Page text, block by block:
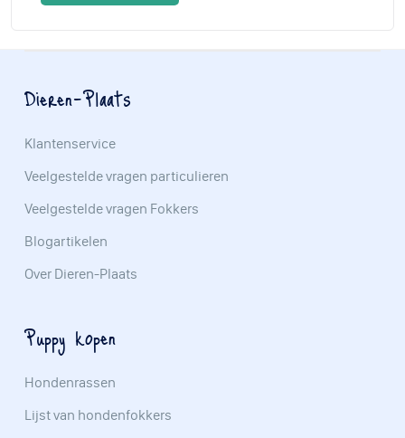
Dieren-Plaats
Klantenservice
Veelgestelde vragen particulieren
Veelgestelde vragen Fokkers
Blogartikelen
Over Dieren-Plaats
Puppy kopen
Hondenrassen
Lijst van hondenfokkers